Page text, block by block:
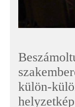
külön-